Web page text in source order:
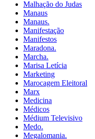
Malhação do Judas
Manaus
Manaus.
Manifestação
Manifestos
Maradona.
Marcha.
Marisa Letícia
Marketing
Marocagem Eleitoral
Marx
Medicina
Médicos
Médium Televisivo
Medo.
Megalomania.